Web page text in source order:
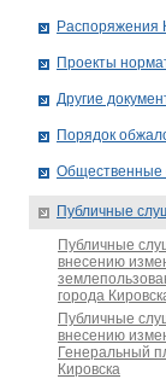
Распоряжения
Проекты
Другие
Порядок
Общественные
Публичные
Публичные
внесению
города
Публичные
внесению
Генеральный
Кировска